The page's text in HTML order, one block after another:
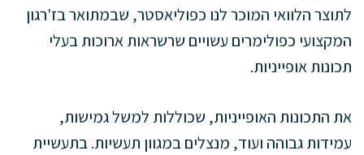
לתוצר הלוואי המוכר לנו כפוליאסטר, שבמתואר בז'רגון
המקצועי כפולימרים עשויים שרשראות ארוכות בעלי
תכונות אופייניות.
את התכונות האופייניות, שכוללות למשל גמישות,
עמידות גבוהה ועוד, מנצלים במגוון תעשיות. בתעשיית